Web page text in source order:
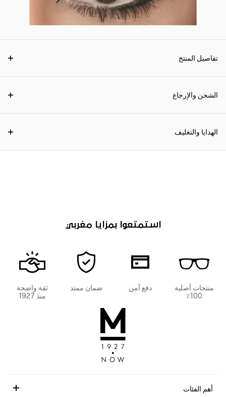
تفاصيل المنتج
الشحن والإرجاع
الهدايا والتغليف
استمتعوا بمزايا مغربي
منتجات أصلية
100٪
دفع آمن ضمان ممتد
ثقة واضحة
منذ 1927
أهم الفئات